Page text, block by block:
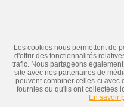
Les cookies nous permettent de
d'offrir des fonctionnalités
trafic. Nous partageons
site avec nos partenaires de
peuvent combiner celles-ci avec
fournies ou qu'ils ont collectées
En savoir